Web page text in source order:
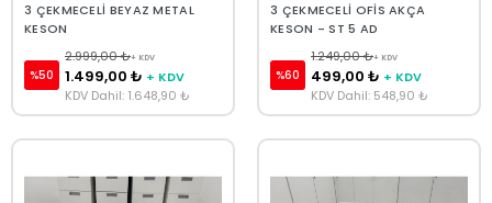
3 ÇEKMECELİ BEYAZ METAL
KESON
%50
2.999,00 ₺+ KDV
1.499,00 ₺ + KDV
KDV Dahil: 1.648,90 ₺
3 ÇEKMECELİ OFİS AKÇA
KESON - ST 5 AD
%60
1.249,00 ₺+ KDV
499,00 ₺ + KDV
KDV Dahil: 548,90 ₺